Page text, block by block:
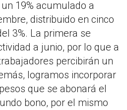
19% acumulado a
distribuido en cinco
3%. La primera se
a junio, por lo que a
percibirán un
logramos incorporar
que se abonará el
bono, por el mismo